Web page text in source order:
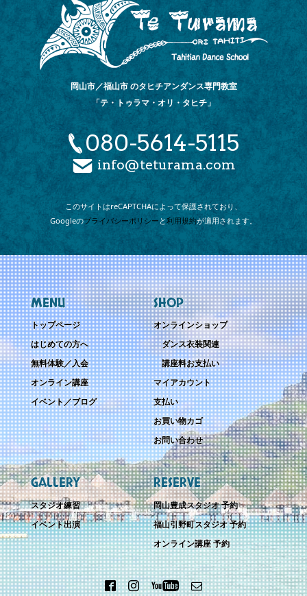
岡山市／福山市 のタヒチアンダンス専門教室
「テ・トゥラマ・オリ・タヒチ」
080-5614-5115
info@teturama.com
このサイトはreCAPTCHAによって保護されており、
Googleのプライバシーポリシー と利用規約が適用されます。
MENU
トップページ
はじめての方へ
無料体験／入会
オンライン講座
イベント／ブログ
SHOP
オンラインショップ
ダンス衣装関連
講座料お支払い
マイアカウント
支払い
お買い物カゴ
お問い合わせ
GALLERY
スタジオ練習
イベント出演
RESERVE
岡山豊成スタジオ 予約
福山引野町スタジオ 予約
オンライン講座 予約